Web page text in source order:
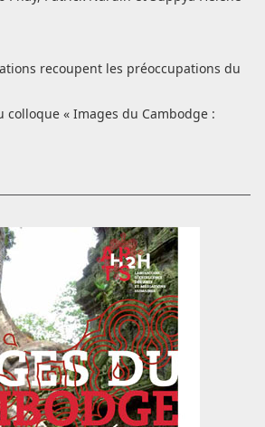
recoupent les préoccupations du
colloque « Images du Cambodge :